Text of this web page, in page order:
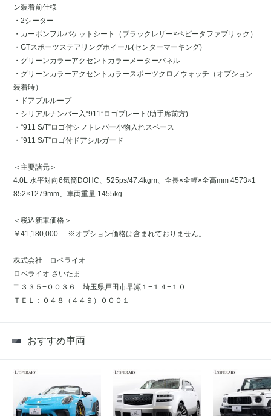
ン装着前仕様
・2シーター
・カーボンフルバケットシート（ブラックレザー×ペピータファブリック）
・GTスポーツステアリングホイール(センターマーキング)
・グリーンカラーアクセントカラーメーターパネル
・グリーンカラーアクセントカラースポーツクロノウォッチ（オプション
装着時）
・ドアプルループ
・シリアルナンバー入“911”ロゴプレート(助手席前方)
・“911 S/T”ロゴ付シフトレバー小物入れスペース
・“911 S/T”ロゴ付ドアシルガード
＜主要諸元＞
4.0L 水平対向6気筒DOHC、525ps/47.4kgm、全長×全幅×全高mm 4573×1
852×1279mm、車両重量 1455kg
＜税込新車価格＞
￥41,180,000- ※オプション価格は含まれておりません。
株式会社 ロペライオ
ロペライオ さいたま
〒３３５−００３６ 埼玉県戸田市早瀬１−１４−１０
ＴＥＬ：０４８（４４９）０００１
おすすめ車両